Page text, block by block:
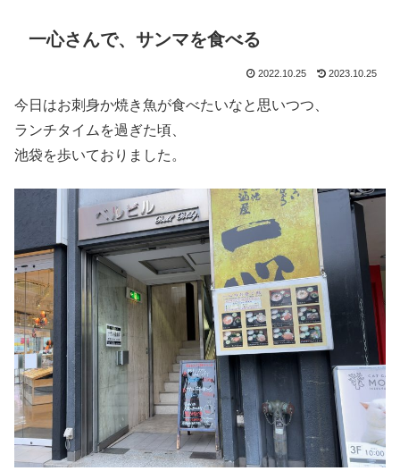
一心さんで、サンマを食べる
2022.10.25 2023.10.25
今日はお刺身か焼き魚が食べたいなと思いつつ、
ランチタイムを過ぎた頃、
池袋を歩いておりました。